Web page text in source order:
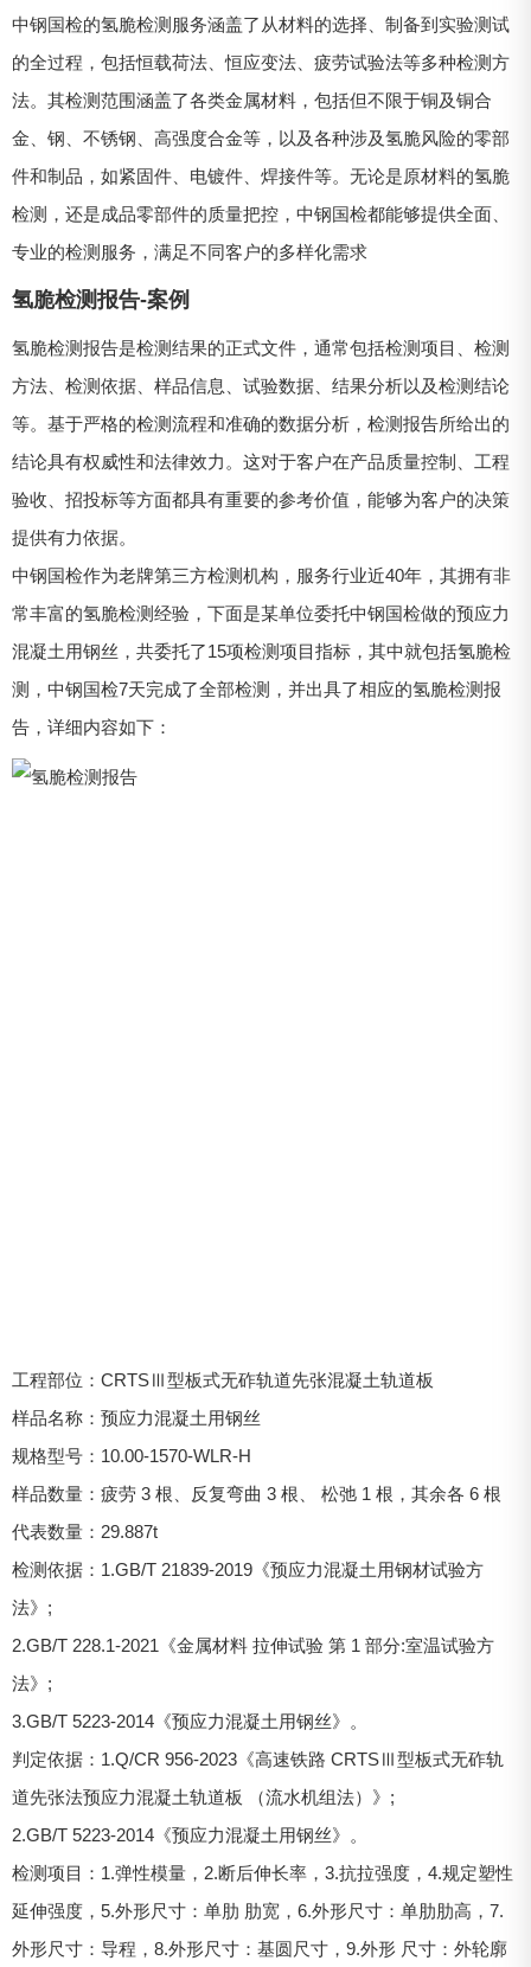
中钢国检的氢脆检测服务涵盖了从材料的选择、制备到实验测试
的全过程，包括恒载荷法、恒应变法、疲劳试验法等多种检测方
法。其检测范围涵盖了各类金属材料，包括但不限于铜及铜合
金、钢、不锈钢、高强度合金等，以及各种涉及氢脆风险的零部
件和制品，如紧固件、电镀件、焊接件等。无论是原材料的氢脆
检测，还是成品零部件的质量把控，中钢国检都能够提供全面、
专业的检测服务，满足不同客户的多样化需求
氢脆检测报告-案例
氢脆检测报告是检测结果的正式文件，通常包括检测项目、检测
方法、检测依据、样品信息、试验数据、结果分析以及检测结论
等。基于严格的检测流程和准确的数据分析，检测报告所给出的
结论具有权威性和法律效力。这对于客户在产品质量控制、工程
验收、招投标等方面都具有重要的参考价值，能够为客户的决策
提供有力依据。
中钢国检作为老牌第三方检测机构，服务行业近40年，其拥有非
常丰富的氢脆检测经验，下面是某单位委托中钢国检做的预应力
混凝土用钢丝，共委托了15项检测项目指标，其中就包括氢脆检
测，中钢国检7天完成了全部检测，并出具了相应的氢脆检测报
告，详细内容如下：
工程部位：CRTSⅢ型板式无砟轨道先张混凝土轨道板
样品名称：预应力混凝土用钢丝
规格型号：10.00-1570-WLR-H
样品数量：疲劳 3 根、反复弯曲 3 根、 松弛 1 根，其余各 6 根
代表数量：29.887t
检测依据：1.GB/T 21839-2019《预应力混凝土用钢材试验方
法》;
2.GB/T 228.1-2021《金属材料 拉伸试验 第 1 部分:室温试验方
法》;
3.GB/T 5223-2014《预应力混凝土用钢丝》。
判定依据：1.Q/CR 956-2023《高速铁路 CRTSⅢ型板式无砟轨
道先张法预应力混凝土轨道板 （流水机组法）》;
2.GB/T 5223-2014《预应力混凝土用钢丝》。
检测项目：1.弹性模量，2.断后伸长率，3.抗拉强度，4.规定塑性
延伸强度，5.外形尺寸：单肋 肋宽，6.外形尺寸：单肋肋高，7.
外形尺寸：导程，8.外形尺寸：基圆尺寸，9.外形 尺寸：外轮廓